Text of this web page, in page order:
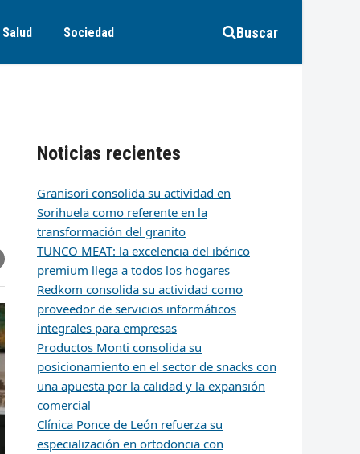
Salud Sociedad Buscar
Noticias recientes
Granisori consolida su actividad en
Sorihuela como referente en la
transformación del granito
TUNCO MEAT: la excelencia del ibérico
premium llega a todos los hogares
Redkom consolida su actividad como
proveedor de servicios informáticos
integrales para empresas
Productos Monti consolida su
posicionamiento en el sector de snacks con
una apuesta por la calidad y la expansión
comercial
Clínica Ponce de León refuerza su
especialización en ortodoncia con